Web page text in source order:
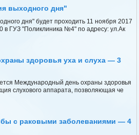
выходного дня"
дня" будет проходить 11 ноября 2017
в ГУЗ "Поликлиника №4" по адресу: ул.Ак
здоровья уха и слуха — 3
Международный день охраны здоровья
слухового аппарата, позволяющая че
с раковыми заболеваниями — 4